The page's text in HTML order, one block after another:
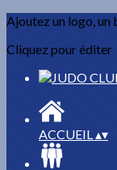
Ajoutez un logo, un
Cliquez pour éditer
ACCUEIL▴▾